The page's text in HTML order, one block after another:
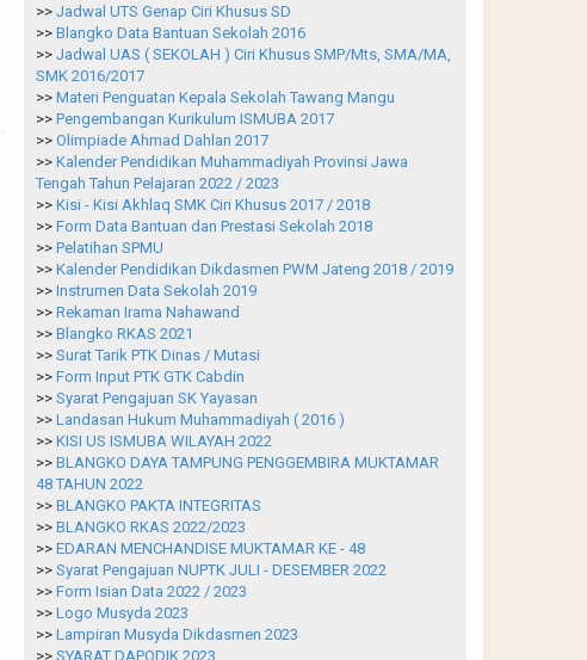
>> Jadwal UTS Genap Ciri Khusus SD
>> Blangko Data Bantuan Sekolah 2016
>> Jadwal UAS ( SEKOLAH ) Ciri Khusus SMP/Mts, SMA/MA,
SMK 2016/2017
>> Materi Penguatan Kepala Sekolah Tawang Mangu
>> Pengembangan Kurikulum ISMUBA 2017
>> Olimpiade Ahmad Dahlan 2017
>> Kalender Pendidikan Muhammadiyah Provinsi Jawa
Tengah Tahun Pelajaran 2022 / 2023
>> Kisi - Kisi Akhlaq SMK Ciri Khusus 2017 / 2018
>> Form Data Bantuan dan Prestasi Sekolah 2018
>> Pelatihan SPMU
>> Kalender Pendidikan Dikdasmen PWM Jateng 2018 / 2019
>> Instrumen Data Sekolah 2019
>> Rekaman Irama Nahawand
>> Blangko RKAS 2021
>> Surat Tarik PTK Dinas / Mutasi
>> Form Input PTK GTK Cabdin
>> Syarat Pengajuan SK Yayasan
>> Landasan Hukum Muhammadiyah ( 2016 )
>> KISI US ISMUBA WILAYAH 2022
>> BLANGKO DAYA TAMPUNG PENGGEMBIRA MUKTAMAR
48 TAHUN 2022
>> BLANGKO PAKTA INTEGRITAS
>> BLANGKO RKAS 2022/2023
>> EDARAN MENCHANDISE MUKTAMAR KE - 48
>> Syarat Pengajuan NUPTK JULI - DESEMBER 2022
>> Form Isian Data 2022 / 2023
>> Logo Musyda 2023
>> Lampiran Musyda Dikdasmen 2023
>> SYARAT DAPODIK 2023